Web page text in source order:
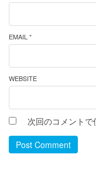
EMAIL *
WEBSITE
次回のコメント
Post Comment